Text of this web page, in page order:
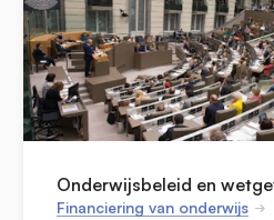
Onderwijsbeleid en
Financiering van onderwijs